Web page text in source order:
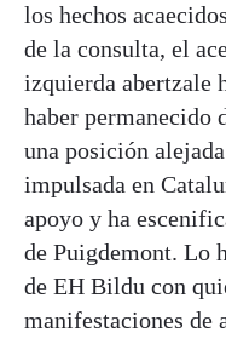
los hechos
de la consulta, el
izquierda abertzale
haber permanecido
una posición
impulsada en
apoyo y ha
de Puigdemont. Lo
de EH Bildu con
manifestaciones de